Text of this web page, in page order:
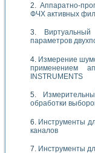
Аппаратно-
ФЧХ активных
параметров
Измерение
применением
INSTRUMENTS
обработки
Инструменты
каналов
Инструменты